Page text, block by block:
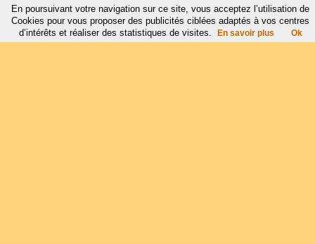
En poursuivant votre navigation sur ce site, vous acceptez l’utilisation de
Cookies pour vous proposer des publicités ciblées adaptés à vos centres
d’intérêts et réaliser des statistiques de visites.
En savoir plus Ok